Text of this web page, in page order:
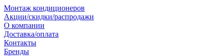
Монтаж кондиционеров
Акции/скидки/распродажи
О компании
Доставка/оплата
Контакты
Бренды